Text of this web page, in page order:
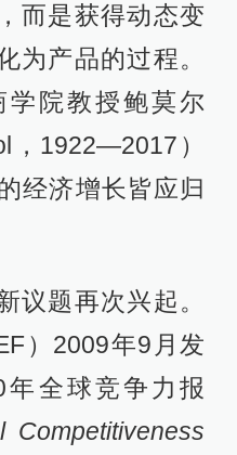
而是获得动态变
为产品的过程。
院教授鲍莫尔
，1922—2017）
经济增长皆应归
议题再次兴起。
）2009年9月发
全球竞争力报
Competitiveness